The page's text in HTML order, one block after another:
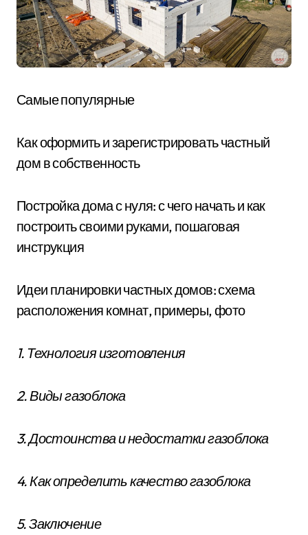
Самые популярные
Как оформить и зарегистрировать частный
дом в собственность
Постройка дома с нуля: с чего начать и как
построить своими руками, пошаговая
инструкция
Идеи планировки частных домов: схема
расположения комнат, примеры, фото
1. Технология изготовления
2. Виды газоблока
3. Достоинства и недостатки газоблока
4. Как определить качество газоблока
5. Заключение